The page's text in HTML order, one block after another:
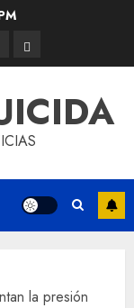
la presión